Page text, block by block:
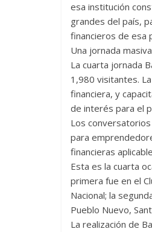
esa institución
grandes del país,
financieros de esa
Una jornada masiva
La cuarta jornada
1,980 visitantes.
financiera, y
de interés para el
Los
para
financieras
Esta es la cuarta
primera fue en el
Nacional; la
Pueblo Nuevo,
La realización de